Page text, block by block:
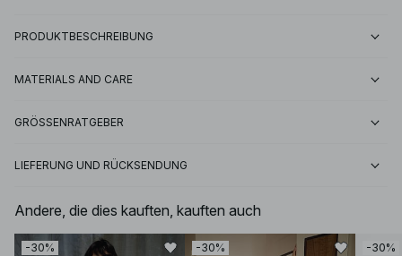
PRODUKTBESCHREIBUNG
MATERIALS AND CARE
GRÖSSENRATGEBER
LIEFERUNG UND RÜCKSENDUNG
Andere, die dies kauften, kauften auch
-30% -30% -30%